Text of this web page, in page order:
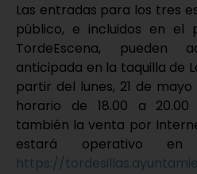
Las entradas para los tres
público, e incluidos en el
TordeEscena, pueden
anticipada en la taquilla de
partir del lunes, 21 de
horario de 18.00 a
también la venta por
estará operativo
https://